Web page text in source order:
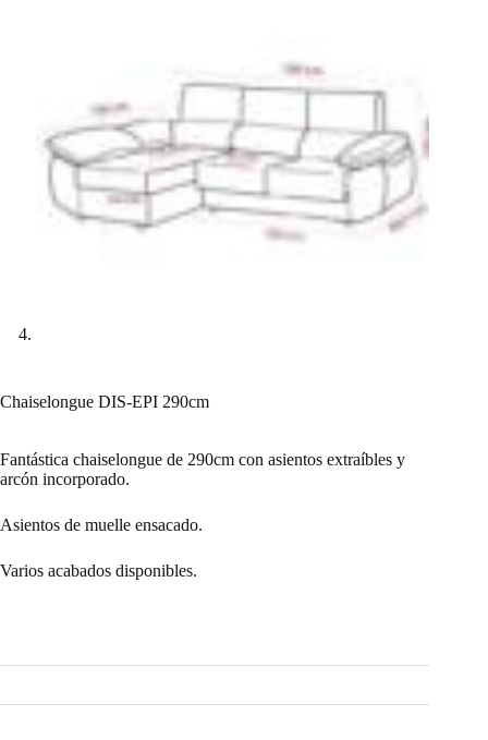
Chaiselongue DIS-EPI 290cm
Fantástica chaiselongue de 290cm con asientos extraíbles y
arcón incorporado.
Asientos de muelle ensacado.
Varios acabados disponibles.